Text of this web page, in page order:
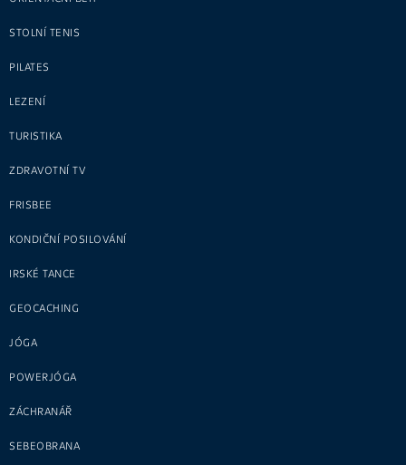
STOLNÍ TENIS
PILATES
LEZENÍ
TURISTIKA
ZDRAVOTNÍ TV
FRISBEE
KONDIČNÍ POSILOVÁNÍ
IRSKÉ TANCE
GEOCACHING
JÓGA
POWERJÓGA
ZÁCHRANÁŘ
SEBEOBRANA